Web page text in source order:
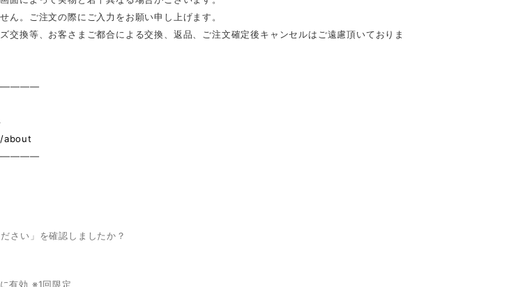
ん。ご注文の際にご入力をお願い申し上げます。
交換等、お客さまご都合による交換、返品、ご注文確定後キャンセルはご遠慮頂いておりま
about
さい」を確認しましたか？
有効 ※1回限定